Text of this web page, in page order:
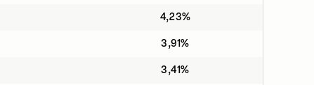
4,23%
3,91%
3,41%